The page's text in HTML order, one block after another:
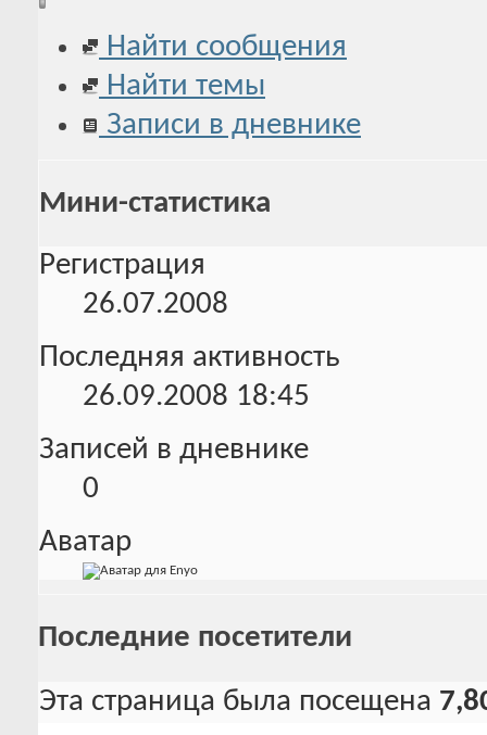
Найти сообщения
Найти темы
Записи в дневнике
Мини-статистика
Регистрация
26.07.2008
Последняя активность
26.09.2008 18:45
Записей в дневнике
0
Аватар
Последние посетители
Эта страница была посещена